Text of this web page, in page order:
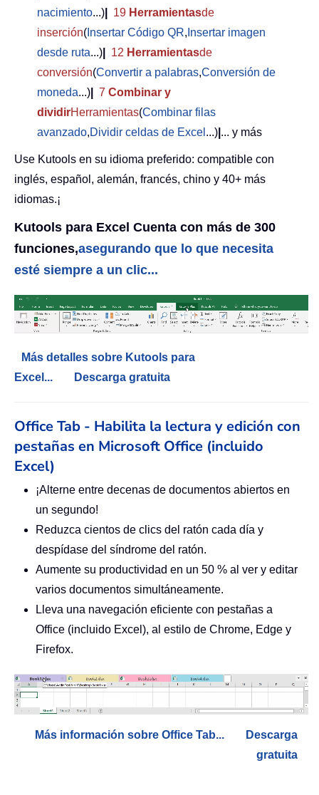
nacimiento...) 19 Herramientasde
inserción( Insertar Código QR, Insertar imagen
desde ruta...) 12 Herramientasde
conversión(Convertir a palabras,Conversión de
moneda...) 7 Combinar y
dividirHerramientas(Combinar filas
avanzado,Dividir celdas de Excel ...) ... y más
Use Kutools en su idioma preferido: compatible con
inglés, español, alemán, francés, chino y 40+ más
idiomas.¡
Kutools para Excel Cuenta con más de 300
funciones,asegurando que lo que necesita
esté siempre a un clic...
Más detalles sobre Kutools para
Excel...
Descarga gratuita
Office Tab - Habilita la lectura y edición con
pestañas en Microsoft Office (incluido
Excel)
¡Alterne entre decenas de documentos abiertos en
un segundo!
Reduzca cientos de clics del ratón cada día y
despídase del síndrome del ratón.
Aumente su productividad en un 50 % al ver y editar
varios documentos simultáneamente.
Lleva una navegación eficiente con pestañas a
Office (incluido Excel), al estilo de Chrome, Edge y
Firefox.
Más información sobre Office Tab...
Descarga
gratuita